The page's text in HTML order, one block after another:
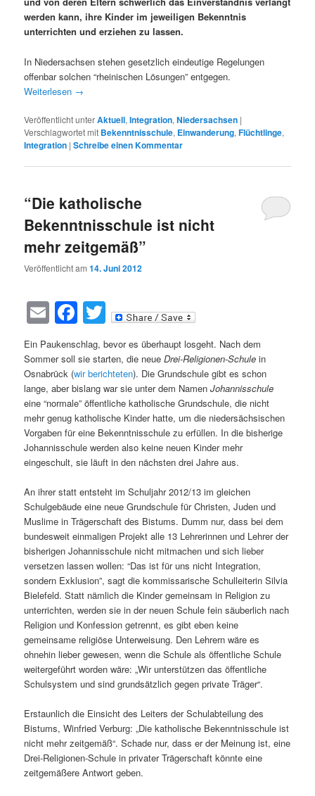
werden kann, ihre Kinder im jeweiligen Bekenntnis
unterrichten und erziehen zu lassen.
In Niedersachsen stehen gesetzlich eindeutige Regelungen
offenbar solchen “rheinischen Lösungen” entgegen.
Weiterlesen →
Veröffentlicht unterAktuell,Integration,Niedersachsen |
Verschlagwortet mit Bekenntnisschule, Einwanderung,Flüchtlinge,
Integration |Schreibe einen Kommentar
“Die katholische
Bekenntnisschule ist nicht
mehr zeitgemäß”
Veröffentlicht am14. Juni 2012
EmailFacebook
Twitter
Ein Paukenschlag, bevor es überhaupt losgeht. Nach dem
Sommer soll sie starten, die neueDrei-Religionen-Schule in
Osnabrück (wir berichteten). Die Grundschule gibt es schon
lange, aber bislang war sie unter dem NamenJohannisschule
eine “normale” öffentliche katholische Grundschule, die nicht
mehr genug katholische Kinder hatte, um die niedersächsischen
Vorgaben für eine Bekenntnisschule zu erfüllen. In die bisherige
Johannisschule werden also keine neuen Kinder mehr
eingeschult, sie läuft in den nächsten drei Jahre aus.
An ihrer statt entsteht im Schuljahr 2012/13 im gleichen
Schulgebäude eine neue Grundschule für Christen, Juden und
Muslime in Trägerschaft des Bistums. Dumm nur, dass bei dem
bundesweit einmaligen Projekt alle 13 Lehrerinnen und Lehrer der
bisherigen Johannisschule nicht mitmachen und sich lieber
versetzen lassen wollen: “Das ist für uns nicht Integration,
sondern Exklusion”, sagt die kommissarische Schulleiterin Silvia
Bielefeld. Statt nämlich die Kinder gemeinsam in Religion zu
unterrichten, werden sie in der neuen Schule fein säuberlich nach
Religion und Konfession getrennt, es gibt eben keine
gemeinsame religiöse Unterweisung. Den Lehrern wäre es
ohnehin lieber gewesen, wenn die Schule als öffentliche Schule
weitergeführt worden wäre: „Wir unterstützen das öffentliche
Schulsystem und sind grundsätzlich gegen private Träger“.
Erstaunlich die Einsicht des Leiters der Schulabteilung des
Bistums, Winfried Verburg: „Die katholische Bekenntnisschule ist
nicht mehr zeitgemäß“. Schade nur, dass er der Meinung ist, eine
Drei-Religionen-Schule in privater Trägerschaft könnte eine
zeitgemäßere Antwort geben.